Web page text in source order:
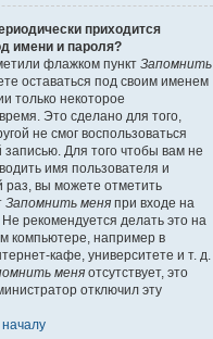
приходится
имени и пароля?
флажком пункт Запомнить
оставаться под своим именем
только некоторое
Это сделано для того,
не смог воспользоваться
Для того чтобы вам не
имя пользователя и
раз, вы можете отметить
Запомнить меня при входе на
рекомендуется делать это на
компьютере, например в
кафе, университете и т. д.
меня отсутствует, это
отключил эту
началу